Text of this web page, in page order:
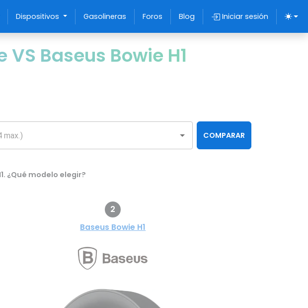
Dispositivos Gasolineras Foros Blog Iniciar sesión
Baseus Bowie H1
COMPARAR
¿Qué modelo elegir?
2
Baseus Bowie H1